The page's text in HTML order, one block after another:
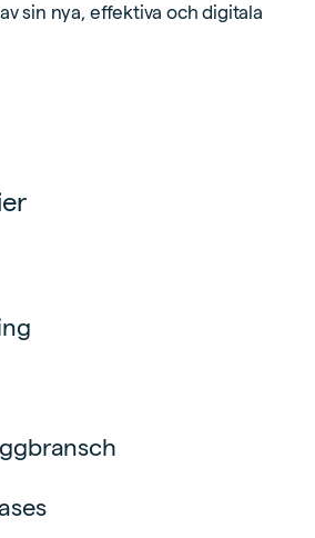
sin nya, effektiva och digitala